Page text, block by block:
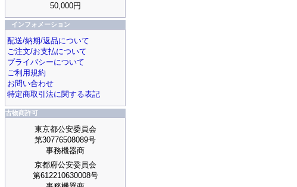
50,000円
インフォメーション
配送/納期/返品について
ご注文/お支払について
プライバシーについて
ご利用規約
お問い合わせ
特定商取引法に関する表記
古物商許可
東京都公安委員会
第30776508089号
事務機器商
京都府公安委員会
第612210630008号